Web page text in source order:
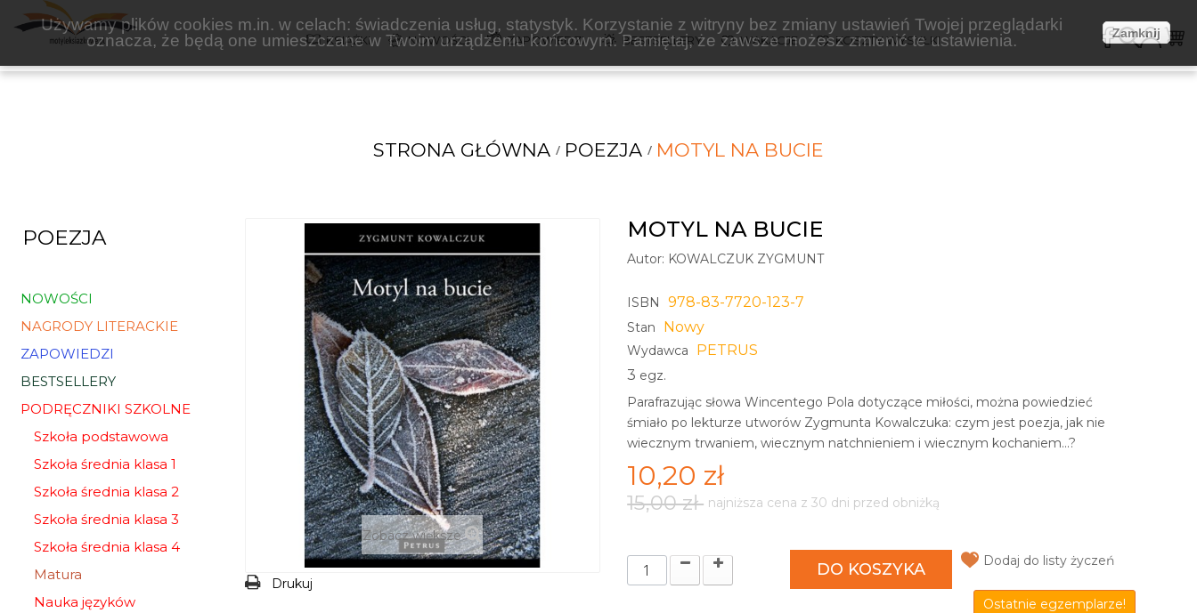
PETRUS
Używamy plików cookies m.in. w celach: świadczenia usług, statystyk. Korzystanie z witryny bez zmiany ustawień Twojej przeglądarki
oznacza, że będą one umieszczane w Twoim urządzeniu końcowym. Pamiętaj, że zawsze możesz zmienić te ustawienia.
Zamknij
KSIĄŻKI NOWOŚCI ZAPOWIEDZI BESTSELLERY WAKACJE KOSZTY WYSYŁKI
STRONA GŁÓWNA POEZJA MOTYL NA BUCIE
POEZJA
NOWOŚCI
NAGRODY LITERACKIE
ZAPOWIEDZI
BESTSELLERY
PODRĘCZNIKI SZKOLNE
Szkoła podstawowa
Szkoła średnia klasa 1
Szkoła średnia klasa 2
Szkoła średnia klasa 3
Szkoła średnia klasa 4
Matura
Nauka języków
Zobacz większe
Drukuj
MOTYL NA BUCIE
Autor: KOWALCZUK ZYGMUNT
ISBN 978-83-7720-123-7
Stan Nowy
Wydawca
PETRUS
3 egz.
Parafrazując słowa Wincentego Pola dotyczące miłości, można powiedzieć
śmiało po lekturze utworów Zygmunta Kowalczuka: czym jest poezja, jak nie
wiecznym trwaniem, wiecznym natchnieniem i wiecznym kochaniem...?
10,20 zł
15,00 zł najniższa cena z 30 dni przed obniżką
DO KOSZYKA Dodaj do listy życzeń
Ostatnie egzemplarze!